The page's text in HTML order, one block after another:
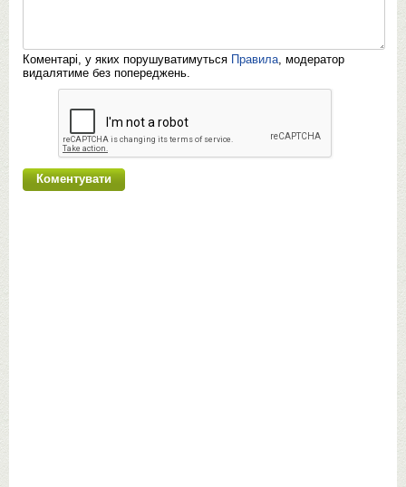
Коментарі, у яких порушуватимуться Правила , модератор
видалятиме без попереджень.